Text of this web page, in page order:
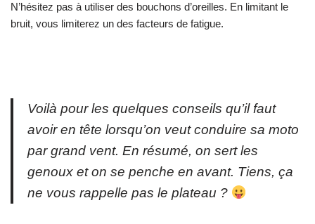
N’hésitez pas à utiliser des bouchons d’oreilles. En limitant le
bruit, vous limiterez un des facteurs de fatigue.
Voilà pour les quelques conseils qu’il faut
avoir en tête lorsqu’on veut conduire sa moto
par grand vent. En résumé, on sert les
genoux et on se penche en avant. Tiens, ça
ne vous rappelle pas le plateau ?